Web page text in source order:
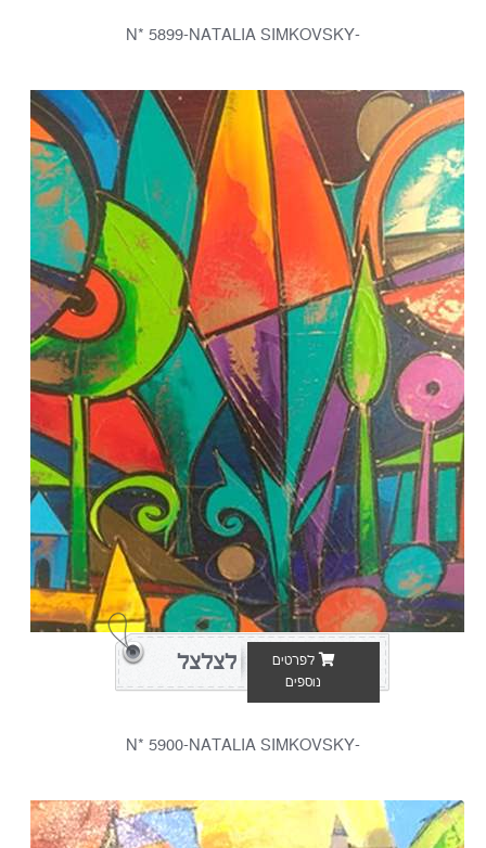
-N* 5899-NATALIA SIMKOVSKY
לפרטים
נוספים
לצלצל
-N* 5900-NATALIA SIMKOVSKY